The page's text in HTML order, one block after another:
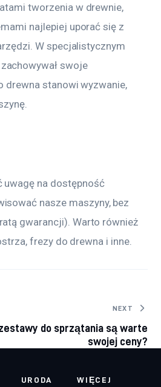
tworzenia w drewnie,
najlepiej uporać się z
W specjalistycznym
swoje
drewna stanowi wyzwanie,
uwagę na dostępność
nasze maszyny, bez
gwarancji). Warto również
frezy do drewna i inne.
NEXT
do sprzątania są warte
swojej ceny?
URODA WIĘCEJ